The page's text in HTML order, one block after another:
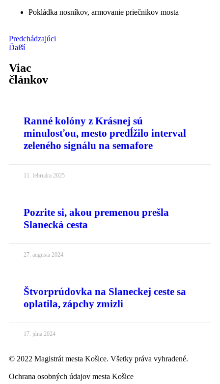
Pokládka nosníkov, armovanie priečnikov mosta
Predchádzajúci
Ďalší
Viac
článkov
Ranné kolóny z Krásnej sú
minulosťou, mesto predĺžilo interval
zeleného signálu na semafore
11. februára 2025
Pozrite si, akou premenou prešla
Slanecká cesta
27. augusta 2024
Štvorprúdovka na Slaneckej ceste sa
oplatila, zápchy zmizli
17. júna 2024
© 2022 Magistrát mesta Košice. Všetky práva vyhradené.
Ochrana osobných údajov mesta Košice